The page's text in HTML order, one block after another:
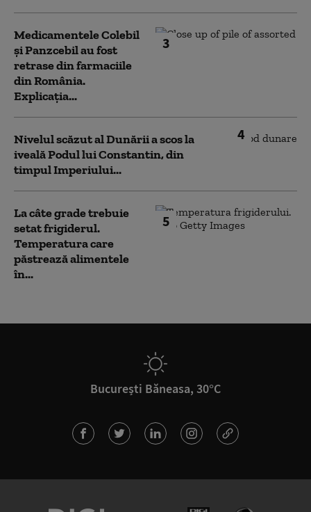
3
Medicamentele Colebil
și Panzcebil au fost
retrase din farmaciile
din România.
Explicația...
4
Nivelul scăzut al Dunării a scos la
iveală Podul lui Constantin, din
timpul Imperiului...
5
La câte grade trebuie
setat frigiderul.
Temperatura care
păstrează alimentele
în...
București Băneasa, 30°C